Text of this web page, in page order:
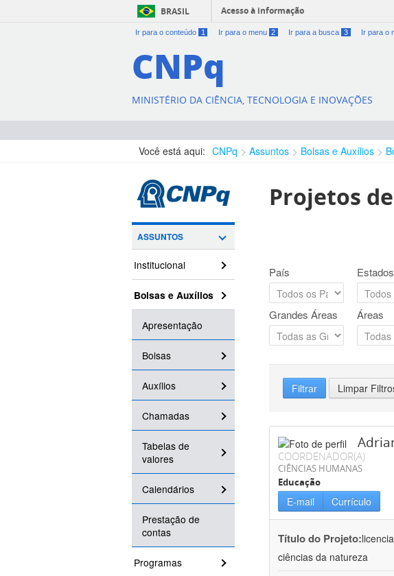
BRASIL Acesso à informação
Ir para o conteúdo 1 Ir para o menu 2 Ir para a busca 3 Ir para o
CNPq
MINISTÉRIO DA CIÊNCIA, TECNOLOGIA E INOVAÇÕES
Você está aqui: CNPq Assuntos Bolsas e Auxílios
ASSUNTOS
Institucional
Bolsas e Auxílios
Apresentação
Bolsas
Auxílios
Chamadas
Tabelas de
valores
Calendários
Prestação de
contas
Programas
Projetos
País Estados
Grandes Áreas Áreas
Filtrar Limpar
COORDENADOR(A)
CIÊNCIAS HUMANAS
Educação
E-mail Currículo
Título do Projeto:
ciências da natureza